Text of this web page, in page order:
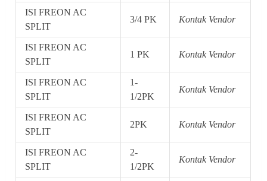
ISI FREON AC
SPLIT
3/4 PK Kontak Vendor
ISI FREON AC
SPLIT
1 PK Kontak Vendor
ISI FREON AC
SPLIT
1-
1/2PK
Kontak Vendor
ISI FREON AC
SPLIT
2PK Kontak Vendor
ISI FREON AC
SPLIT
2-
1/2PK
Kontak Vendor